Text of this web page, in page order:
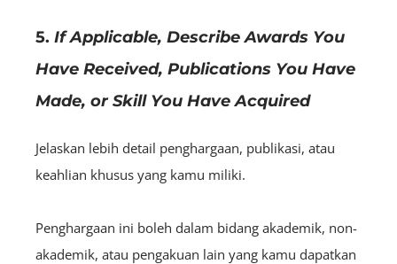
5. If Applicable, Describe Awards You
Have Received, Publications You Have
Made, or Skill You Have Acquired
Jelaskan lebih detail penghargaan, publikasi, atau
keahlian khusus yang kamu miliki.
Penghargaan ini boleh dalam bidang akademik, non-
akademik, atau pengakuan lain yang kamu dapatkan